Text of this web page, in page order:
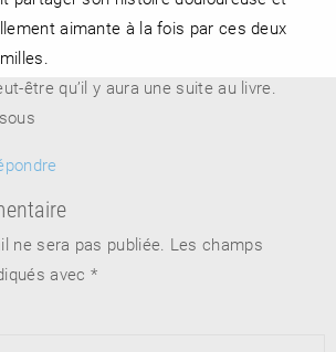
aimante à la fois par ces deux
être qu’il y aura une suite au livre.
ne sera pas publiée. Les champs
avec *